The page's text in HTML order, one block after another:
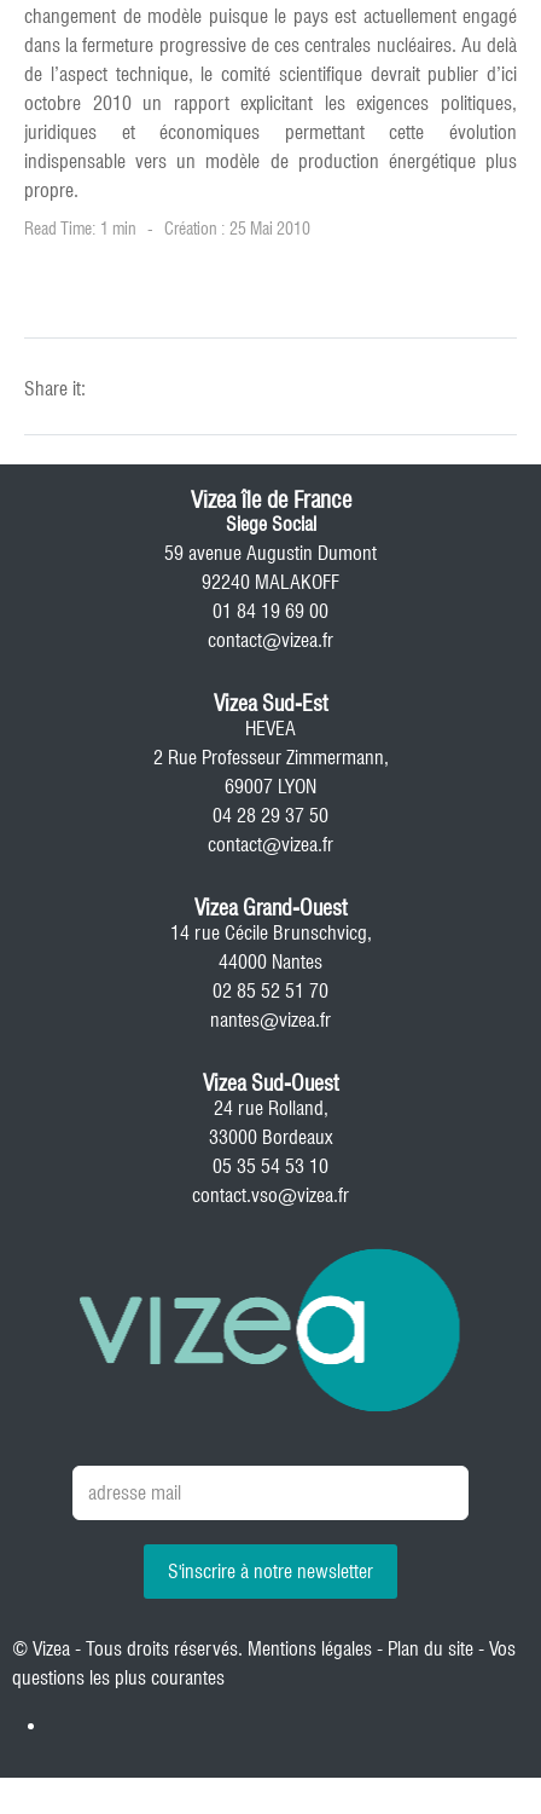
changement de modèle puisque le pays est actuellement engagé
dans la fermeture progressive de ces centrales nucléaires. Au delà
de l’aspect technique, le comité scientifique devrait publier d’ici
octobre 2010 un rapport explicitant les exigences politiques,
juridiques et économiques permettant cette évolution
indispensable vers un modèle de production énergétique plus
propre.
Read Time: 1 min Création : 25 Mai 2010
Share it:
Vizea île de France
Siege Social
59 avenue Augustin Dumont
92240 MALAKOFF
01 84 19 69 00
contact@vizea.fr
Vizea Sud-Est
HEVEA
2 Rue Professeur Zimmermann,
69007 LYON
04 28 29 37 50
contact@vizea.fr
Vizea Grand-Ouest
14 rue Cécile Brunschvicg,
44000 Nantes
02 85 52 51 70
nantes@vizea.fr
Vizea Sud-Ouest
24 rue Rolland,
33000 Bordeaux
05 35 54 53 10
contact.vso@vizea.fr
S'inscrire à notre newsletter
© Vizea - Tous droits réservés. Mentions légales - Plan du site - Vos
questions les plus courantes